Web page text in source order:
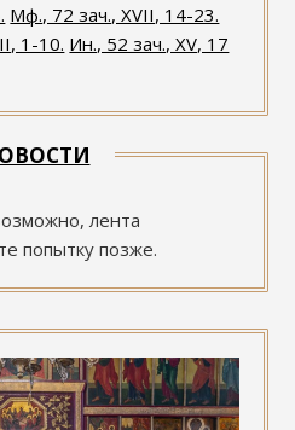
Мф., 72 зач., XVII, 14-23.
1-10. Ин., 52 зач., XV, 17
лента
попытку позже.